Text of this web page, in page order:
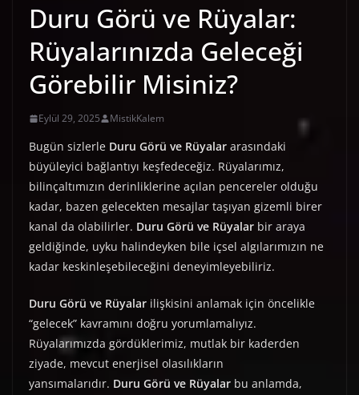
Duru Görü ve Rüyalar:
Rüyalarınızda Geleceği
Görebilir Misiniz?
Eylül 29, 2025 MistikKalem
Bugün sizlerle Duru Görü ve Rüyalar arasındaki
büyüleyici bağlantıyı keşfedeceğiz. Rüyalarımız,
bilinçaltımızın derinliklerine açılan pencereler olduğu
kadar, bazen gelecekten mesajlar taşıyan gizemli birer
kanal da olabilirler. Duru Görü ve Rüyalar bir araya
geldiğinde, uyku halindeyken bile içsel algılarımızın ne
kadar keskinleşebileceğini deneyimleyebiliriz.
Duru Görü ve Rüyalar ilişkisini anlamak için öncelikle
“gelecek” kavramını doğru yorumlamalıyız.
Rüyalarımızda gördüklerimiz, mutlak bir kaderden
ziyade, mevcut enerjisel olasılıkların
yansımalarıdır. Duru Görü ve Rüyalar bu anlamda,